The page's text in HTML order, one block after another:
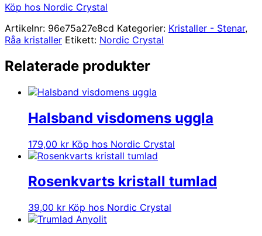
Köp hos Nordic Crystal
Artikelnr: 96e75a27e8cd Kategorier: Kristaller - Stenar,
Råa kristaller Etikett: Nordic Crystal
Relaterade produkter
Halsband visdomens uggla
179,00 kr Köp hos Nordic Crystal
Rosenkvarts kristall tumlad
39,00 kr Köp hos Nordic Crystal